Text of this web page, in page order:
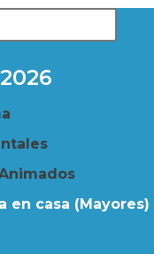
en casa (Mayores)